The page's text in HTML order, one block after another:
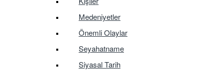
Medeniyetler
Önemli Olaylar
Seyahatname
Siyasal Tarih